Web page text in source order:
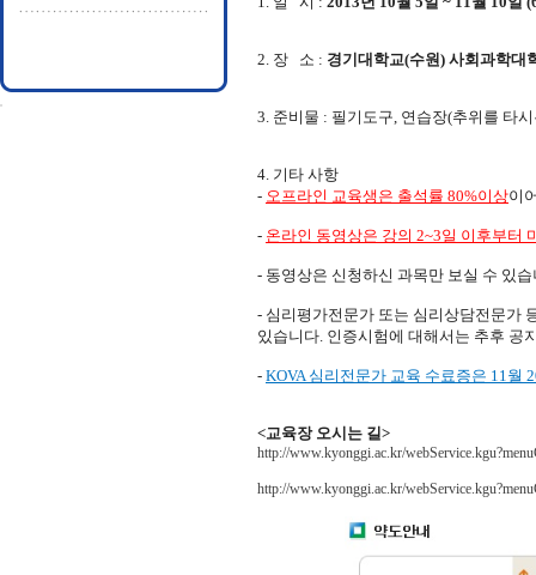
2. 장 소 : 경기대학교(수원) 사회과학대
3. 준비물 : 필기도구, 연습장(추위를 타
4. 기타 사항
- 오프라인 교육생은 출석률 80%이상이
- 온라인 동영상은 강의 2~3일 이후부터
- 동영상은 신청하신 과목만 보실 수 있습
- 심리평가전문가 또는 심리상담전문가
있습니다. 인증시험에 대해서는 추후 공
- KOVA 심리전문가 교육 수료증은 11월
<교육장 오시는 길>
http://www.kyonggi.ac.kr/
http://www.kyonggi.ac.kr/